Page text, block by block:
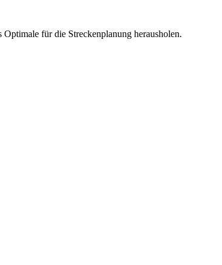
für die Streckenplanung herausholen.